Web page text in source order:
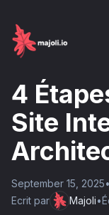
4
Site
September 15, 2025•
Ecrit par
Majoli•